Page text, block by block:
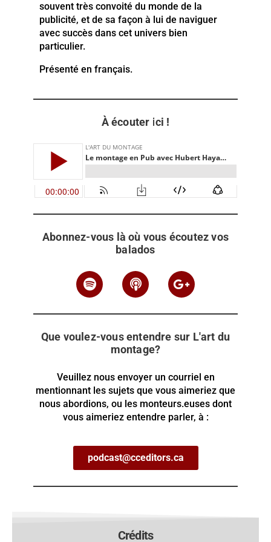
souvent très convoité du monde de la
publicité, et de sa façon à lui de naviguer
avec succès dans cet univers bien
particulier.
Présenté en français.
À écouter ici !
Abonnez-vous là où vous écoutez vos
balados
Que voulez-vous entendre sur L'art du
montage?
Veuillez nous envoyer un courriel en
mentionnant les sujets que vous aimeriez que
nous abordions, ou les monteurs.euses dont
vous aimeriez entendre parler, à :
podcast@cceditors.ca
Crédits